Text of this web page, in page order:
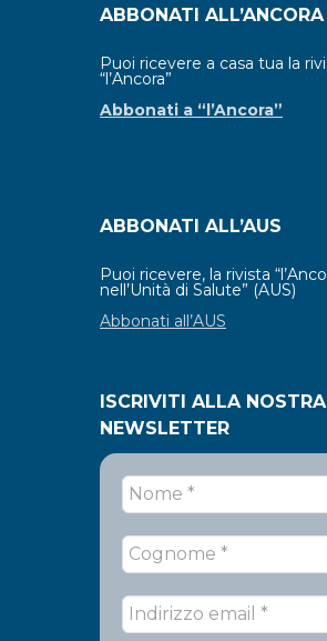
ABBONATI ALL’ANCORA
Puoi ricevere a casa tua la
“l’Ancora”
Abbonati a “l’Ancora”
ABBONATI ALL’AUS
Puoi ricevere, la rivista
nell’Unità di Salute” (AUS)
Abbonati all’AUS
ISCRIVITI ALLA NOSTRA
NEWSLETTER